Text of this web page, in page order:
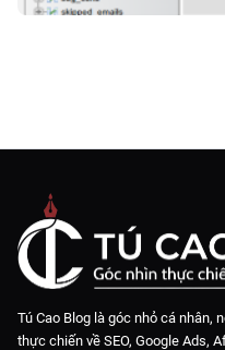
Tú Cao Blog là góc nhỏ cá nhân,
thực chiến về SEO, Google Ads,